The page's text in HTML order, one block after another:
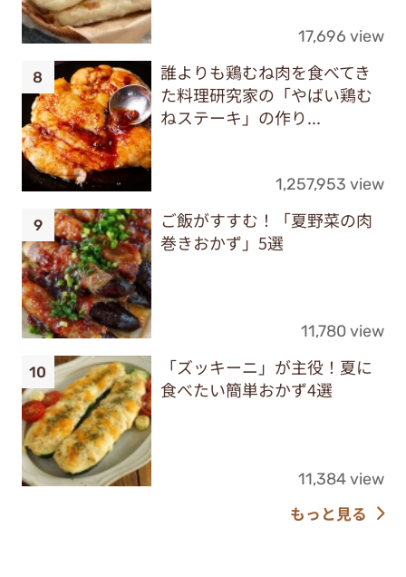
17,696 view
誰よりも鶏むね肉を食べてき
た料理研究家の「やばい鶏む
ねステーキ」の作り...
1,257,953 view
ご飯がすすむ！「夏野菜の肉
巻きおかず」5選
11,780 view
「ズッキーニ」が主役！夏に
食べたい簡単おかず4選
11,384 view
もっと見る